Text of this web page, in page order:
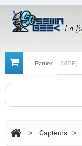
Panier (VIDE)Fr
> Capteurs >